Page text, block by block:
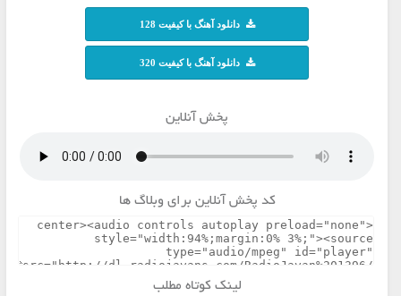
دانلود آهنگ با کیفیت 128
دانلود آهنگ با کیفیت 320
پخش آنلاین
کد پخش آنلاین برای وبلاگ ها
لینک کوتاه مطلب